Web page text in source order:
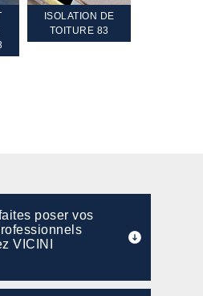
ISOLATION DE
TOITURE 83
poser vos
VICINI